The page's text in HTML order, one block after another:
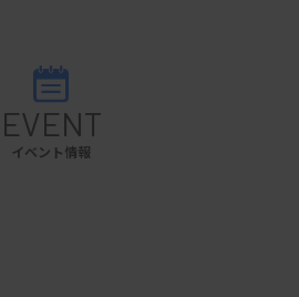
EVENT
イベント情報